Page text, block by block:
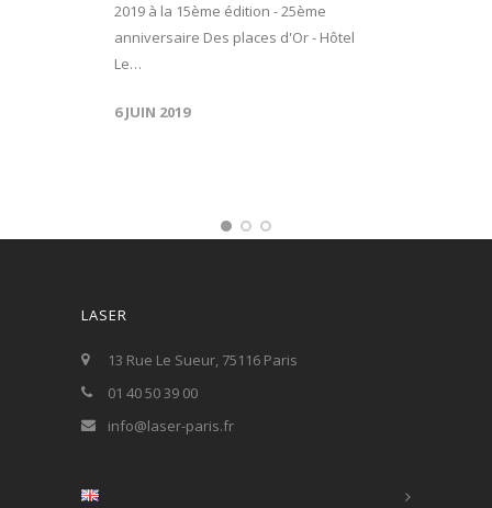
2019 à la 15ème édition - 25ème
anniversaire Des places d'Or - Hôtel
Le…
6 JUIN 2019
LASER
13 Rue Le Sueur, 75116 Paris
01 40 50 39 00
info@laser-paris.fr